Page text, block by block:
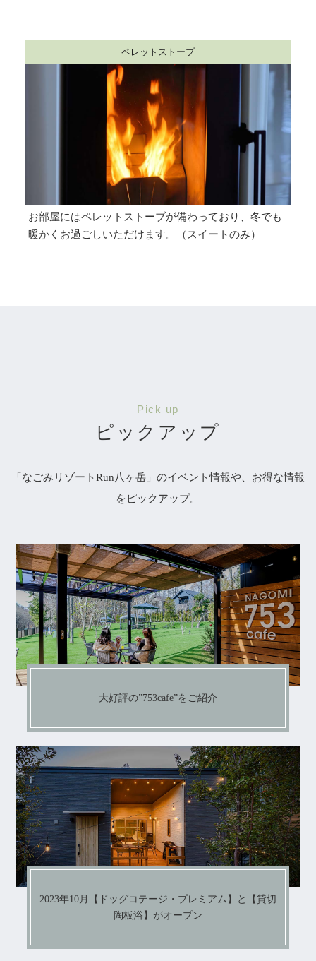
ペレットストーブ
お部屋にはペレットストーブが備わっており、冬でも
暖かくお過ごしいただけます。（スイートのみ）
Pick up
ピックアップ
「なごみリゾートRun八ヶ岳」のイベント情報や、お得な情報
をピックアップ。
大好評の”753cafe”をご紹介
2023年10月【ドッグコテージ・プレミアム】と【貸切
陶板浴】がオープン